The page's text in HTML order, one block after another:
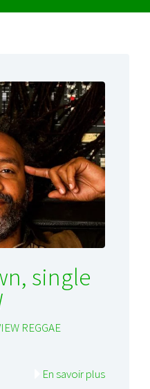
single
REGGAE
En savoir plus